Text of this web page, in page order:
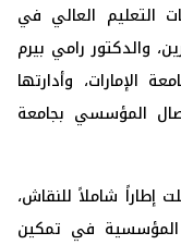
التعليم العالي في
والدكتور رامي بيرم
الإمارات، وأدارتها
المؤسسي بجامعة
إطاراً شاملاً للنقاش،
المؤسسية في تمكين